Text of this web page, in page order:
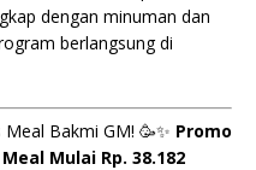
dengan minuman dan
berlangsung di
Bakmi GM! 🥳✨ Promo
Mulai Rp. 38.182